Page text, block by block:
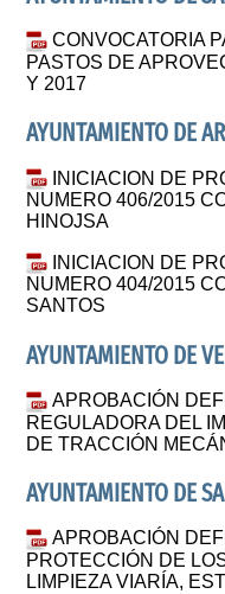
CONVOCATORIA
PASTOS DE
Y 2017
AYUNTAMIENTO DE
INICIACION DE
NUMERO 406/2015
HINOJSA
INICIACION DE
NUMERO 404/2015
SANTOS
AYUNTAMIENTO DE
APROBACIÓN
REGULADORA DEL
DE TRACCIÓN
AYUNTAMIENTO DE
APROBACIÓN
PROTECCIÓN DE
LIMPIEZA VIARÍA,